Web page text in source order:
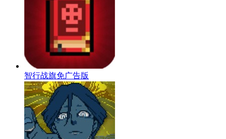
智行战旗免广告版